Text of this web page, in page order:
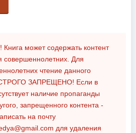
может содержать контент
совершеннолетних. Для
чтение данного
ЗАПРЕЩЕНО! Если в
наличие пропаганды
запрещенного контента -
на почту
для удаления